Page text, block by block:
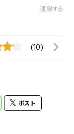
通報する
(10)
ポスト